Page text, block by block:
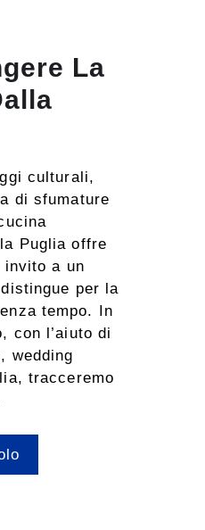
La
culturali,
di sfumature
Puglia offre
a un
per la
tempo. In
con l’aiuto di
wedding
tracceremo